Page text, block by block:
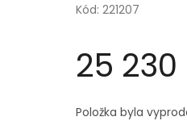
Kód: 221207
25 230
cena:
Položka byla